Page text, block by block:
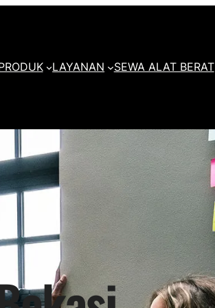
LAYANAN SEWA ALAT BERAT